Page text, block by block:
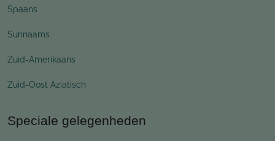
Spaans
Surinaams
Zuid-Amerikaans
Zuid-Oost Aziatisch
Speciale gelegenheden